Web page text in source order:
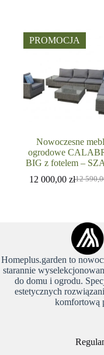
450,00 zł.
250,00 zł.
PROMOCJA
Nowoczesne
ogrodowe
BIG z fotelem –
12
590,00 zł.
12 000,00zł
000,00 zł.
Homeplus.garden to
starannie
do domu i ogrodu.
estetycznych
komfortową